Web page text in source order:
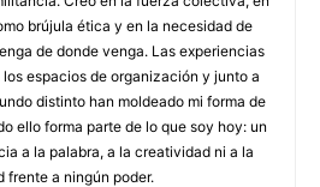
brújula ética y en la necesidad de
de donde venga. Las experiencias
espacios de organización y junto a
distinto han moldeado mi forma de
ello forma parte de lo que soy hoy: un
a la palabra, a la creatividad ni a la
frente a ningún poder.